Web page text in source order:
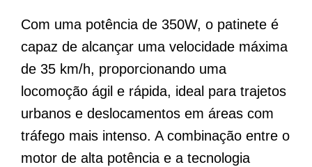
Com uma potência de 350W, o patinete é
capaz de alcançar uma velocidade máxima
de 35 km/h, proporcionando uma
locomoção ágil e rápida, ideal para trajetos
urbanos e deslocamentos em áreas com
tráfego mais intenso. A combinação entre o
motor de alta potência e a tecnologia